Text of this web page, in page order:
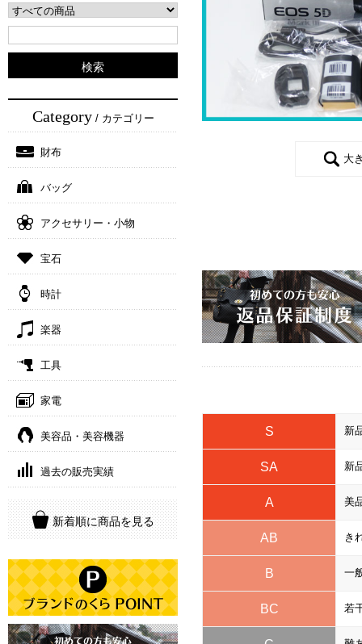
Category/ カテゴリー
財布
バッグ
アクセサリー・小物
宝石
時計
楽器
工具
家電
美容品・美容機器
過去の販売実績
新着順に商品を見る
大
S 新
SA 新
A 美
AB き
B 一
BC 若